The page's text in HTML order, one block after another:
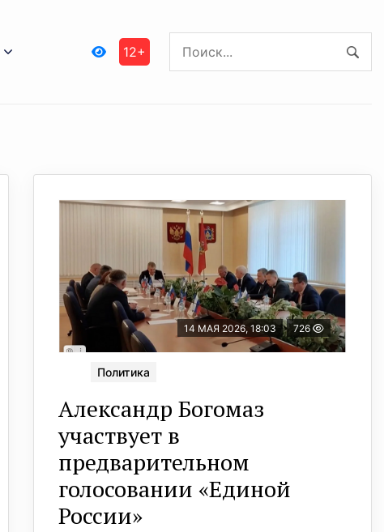
12+
14 МАЯ 2026, 18:03 726
Политика
Александр Богомаз
участвует в
предварительном
голосовании «Единой
России»